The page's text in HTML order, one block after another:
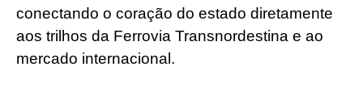
conectando o coração do estado diretamente
aos trilhos da Ferrovia Transnordestina e ao
mercado internacional.